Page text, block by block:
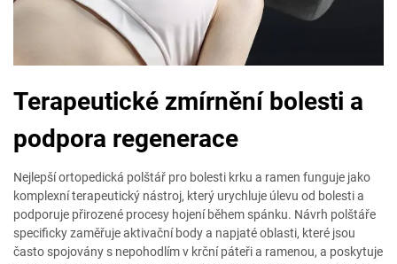
Terapeutické zmírnění bolesti a
podpora regenerace
Nejlepší ortopedická polštář pro bolesti krku a ramen funguje jako
komplexní terapeutický nástroj, který urychluje úlevu od bolesti a
podporuje přirozené procesy hojení během spánku. Návrh polštáře
specificky zaměřuje aktivační body a napjaté oblasti, které jsou
často spojovány s nepohodlím v krční páteři a ramenou, a poskytuje